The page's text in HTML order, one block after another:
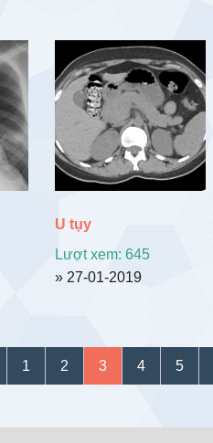
U tụy
Lượt xem: 645
» 27-01-2019
1 2 3 4 5